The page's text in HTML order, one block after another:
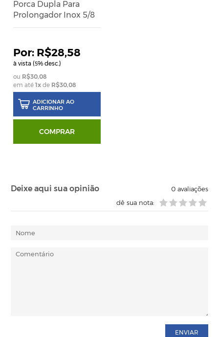
Porca Dupla Para
Prolongador Inox 5/8
R$28,58
à vista (5% desc.)
R$30,08
em até1x de R$30,08
ADICIONAR AO
CARRINHO
COMPRAR
Deixe aqui sua opinião 0avaliações
dê sua nota:
ENVIAR